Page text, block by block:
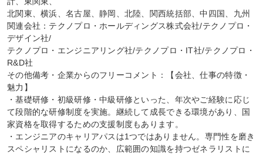
北関東、横浜、名古屋、静岡、北陸、関西統括部、中四国、九州
関連会社：テクノプロ・ホールディングス株式会社/テクノプロ・
デザイン社/
テクノプロ・エンジニアリング社/テクノプロ・IT社/テクノプロ・
R&D社
その他備考・企業からのフリーコメント：【会社、仕事の特徴・
魅力】
・基礎研修・初級研修・中級研修といった、年次やご経験に応じ
て段階的な研修制度を実施。継続して成長できる環境があり、国
家資格を取得するための支援制度もあります。
・エンジニアのキャリアパスは1つではありません。専門性を磨き
スペシャリストになるのか、広範囲の知識を持つゼネラリストに